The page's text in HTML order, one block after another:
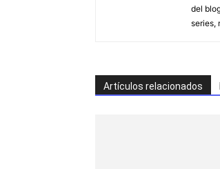
del
series,
Artículos relacionados